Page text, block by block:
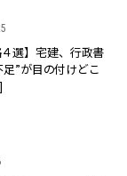
選】宅建、行政書
”が目の付けどこ